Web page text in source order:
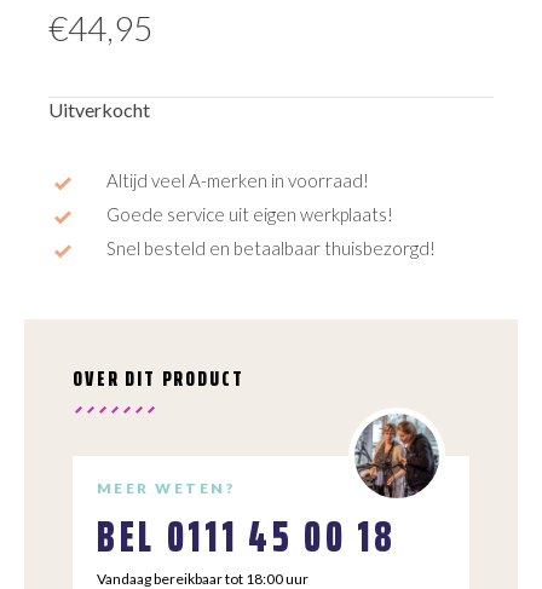
€44,95
Uitverkocht
Altijd veel A-merken in voorraad!
Goede service uit eigen werkplaats!
Snel besteld en betaalbaar thuisbezorgd!
OVER DIT PRODUCT
MEER WETEN?
BEL 0111 45 00 18
Vandaag bereikbaar tot 18:00 uur